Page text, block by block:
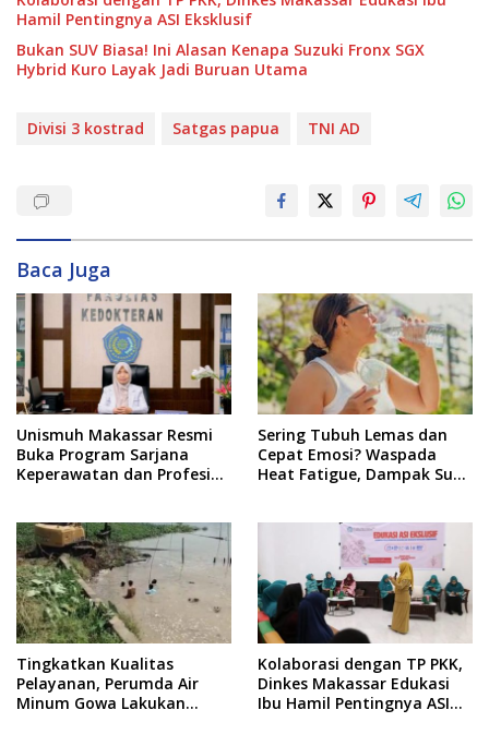
Hamil Pentingnya ASI Eksklusif
Bukan SUV Biasa! Ini Alasan Kenapa Suzuki Fronx SGX
Hybrid Kuro Layak Jadi Buruan Utama
Divisi 3 kostrad Satgas papua TNI AD
Baca Juga
Unismuh Makassar Resmi
Buka Program Sarjana
Keperawatan dan Profesi
Sering Tubuh Lemas dan
Cepat Emosi? Waspada
Heat Fatigue, Dampak Suhu
Tingkatkan Kualitas
Pelayanan, Perumda Air
Minum Gowa Lakukan
Kolaborasi dengan TP PKK,
Dinkes Makassar Edukasi
Ibu Hamil Pentingnya ASI